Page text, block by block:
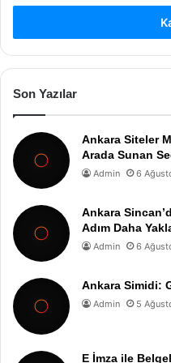
Son Yazılar
Ankara Siteler
Arada Sunan
Admin 6
Ankara
Adım Daha
Admin 6
Ankara Simidi:
Admin 5
E İmza ile